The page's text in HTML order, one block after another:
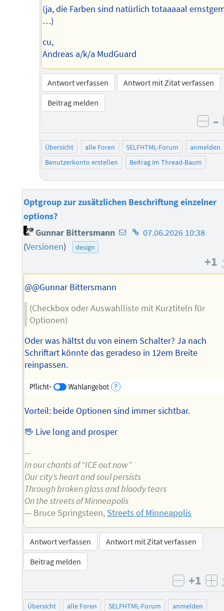
(ja, die Farben sind natürlich totaaaaal
…)
cu,
Andreas a/k/a MudGuard
Antwort verfassen
Antwort mit Zitat verfassen
Beitrag melden
–
Übersicht alle Foren SELFHTML-Forum
anmelden
Benutzerkonto erstellen
Beitrag im Thread-Baum
Optgroup zur zusätzlichen Beschriftung einzelner
options?
Gunnar Bittersmann E-
des
Homepage
07.06.2026 10:38
(Versionen) design
+1
@@Gunnar Bittersmann
(Checkbox oder Auswahlliste mit Kurztiteln für
Optionen)
Oder was hältst du von einem Schalter? Ja nach
Schriftart könnte das geradeso in 12em Breite
reinpassen.
Vorteil: beide Optionen sind immer sichtbar.
🖖 Live long and prosper
--
In our chants of “ICE out now”
Our city’s heart and soul persists
Through broken glass and bloody tears
On the streets of Minneapolis
— Bruce Springsteen, Streets of Minneapolis
Antwort verfassen
Antwort mit Zitat verfassen
Beitrag melden
negativ
+1
Übersicht alle Foren SELFHTML-Forum
anmelden